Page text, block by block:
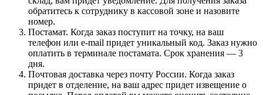
обратитесь к сотруднику в кассовой зоне и назовите
номер.
Постамат. Когда заказ поступит на точку, на ваш
телефон или e-mail придет уникальный код. Заказ нужно
оплатить в терминале постамата. Срок хранения — 3
дня.
Почтовая доставка через почту России. Когда заказ
придет в отделение, на ваш адрес придет извещение о